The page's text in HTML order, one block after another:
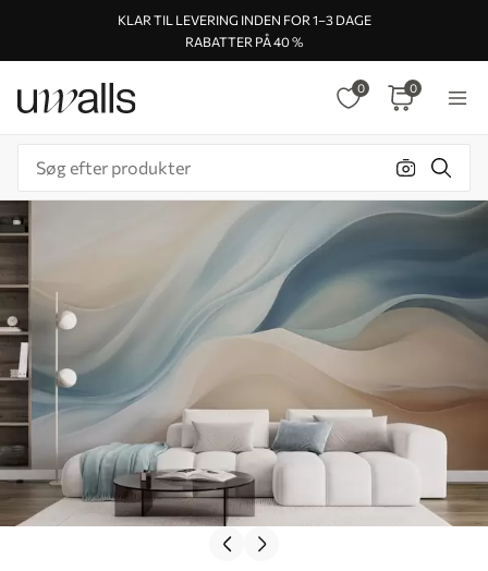
KLAR TIL LEVERING INDEN FOR 1–3 DAGE
RABATTER PÅ 40 %
0 0